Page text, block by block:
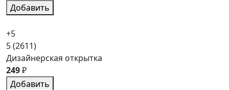
Добавить
+5
5(2611)
Дизайнерская открытка
249₽
Добавить